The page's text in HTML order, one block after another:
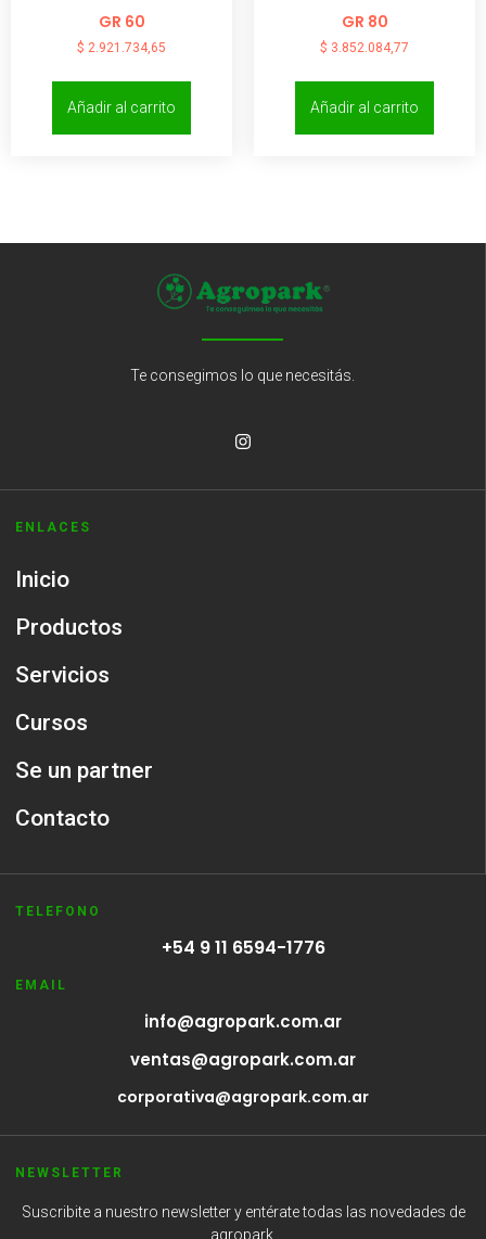
GR 60
$ 2.921.734,65
Añadir al carrito
GR 80
$ 3.852.084,77
Añadir al carrito
Te consegimos lo que necesitás.
ENLACES
Inicio
Productos
Servicios
Cursos
Se un partner
Contacto
TELEFONO
+54 9 11 6594-1776
EMAIL
info@agropark.com.ar
ventas@agropark.com.ar
corporativa@agropark.com.ar
NEWSLETTER
Suscribite a nuestro newsletter y entérate todas las novedades de
agropark.